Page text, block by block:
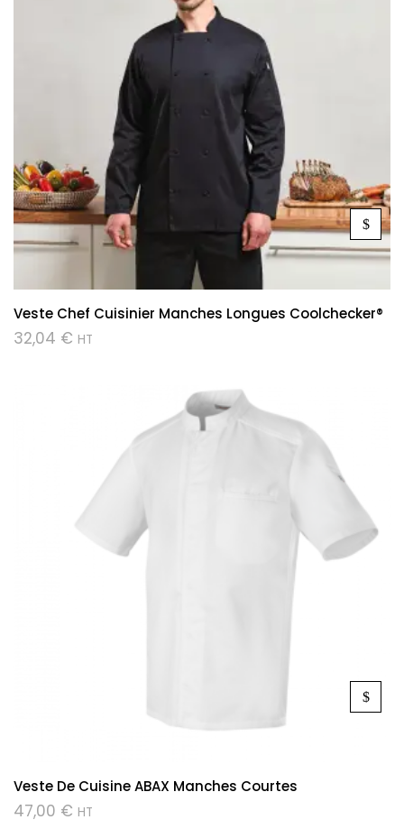
Veste Chef Cuisinier Manches Longues Coolchecker®
32,04 € HT
Veste De Cuisine ABAX Manches Courtes
47,00 € HT